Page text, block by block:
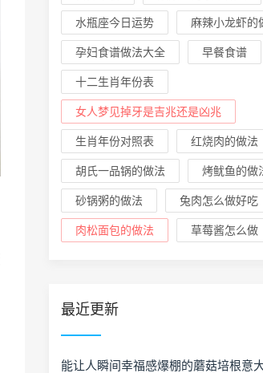
水瓶座今日运势 麻辣小龙虾的
孕妇食谱做法大全 早餐食谱
十二生肖年份表
女人梦见掉牙是吉兆还是凶兆
生肖年份对照表 红烧肉的做法
胡氏一品锅的做法 烤鱿鱼的做
砂锅粥的做法 兔肉怎么做好吃
肉松面包的做法 草莓酱怎么做
最近更新
能让人瞬间幸福感爆棚的蘑菇培根意